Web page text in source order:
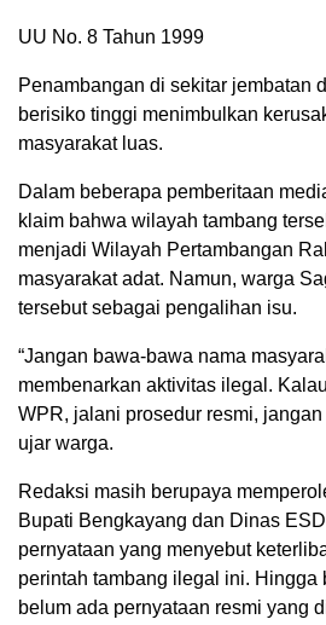
UU No. 8 Tahun 1999
Penambangan di sekitar jembatan
berisiko tinggi menimbulkan
masyarakat luas.
Dalam beberapa pemberitaan
klaim bahwa wilayah tambang
menjadi Wilayah Pertambangan
masyarakat adat. Namun, warga
tersebut sebagai pengalihan isu.
“Jangan bawa-bawa nama
membenarkan aktivitas ilegal.
WPR, jalani prosedur resmi,
ujar warga.
Redaksi masih berupaya
Bupati Bengkayang dan Dinas
pernyataan yang menyebut
perintah tambang ilegal ini. Hingga
belum ada pernyataan resmi yang